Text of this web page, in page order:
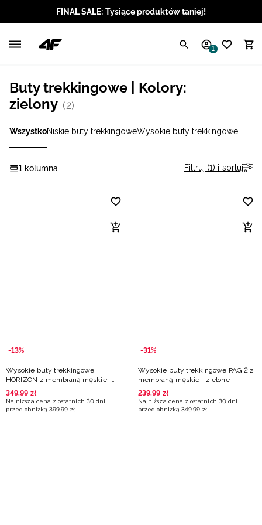
FINAL SALE: Tysiące produktów taniej!
1
Buty trekkingowe | Kolory:
zielony (2)
WszystkoNiskie buty trekkingoweWysokie buty trekkingowe
1 kolumna Filtruj (1) i sortuj
-13%
Wysokie buty trekkingowe
HORIZON z membraną męskie -
zielone
349,99 zł
Najniższa cena z ostatnich 30 dni
przed obniżką 399,99 zł
-31%
Wysokie buty trekkingowe PAG 2 z
membraną męskie - zielone
239,99 zł
Najniższa cena z ostatnich 30 dni
przed obniżką 349,99 zł
Angielski / USD